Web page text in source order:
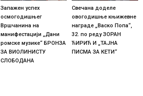
Запажен успех
осмогодишњег
Вршчанина на
манифестацији „Дани
ромске музике“ БРОНЗА
ЗА ВИОЛИНИСТУ
СЛОБОДАНА
Свечана доделе
овогодишње књижевне
награде „Васко Попа“,
32. по реду ЗОРАН
ЋИРИЋ И „ТАЈНА
ПИСМА ЗА КЕТИ“